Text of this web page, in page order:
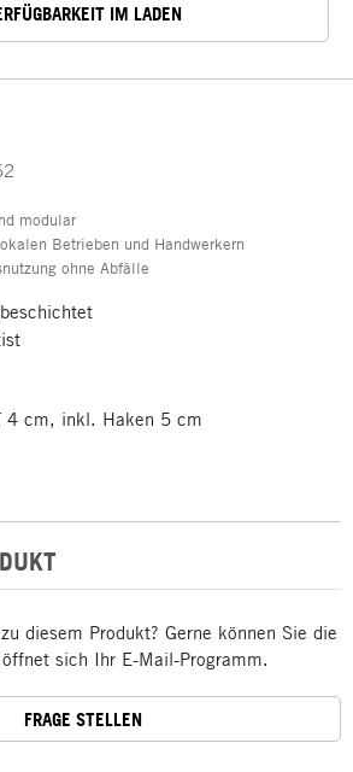
IM LADEN
modular
Betrieben und Handwerkern
ohne Abfälle
4 cm, inkl. Haken 5 cm
diesem Produkt? Gerne können Sie die
sich Ihr E-Mail-Programm.
FRAGE STELLEN